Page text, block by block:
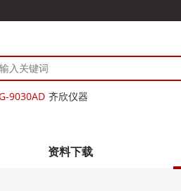
9030AD 齐欣仪器
资料下载